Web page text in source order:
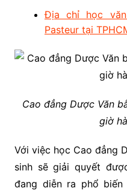
Địa chỉ học
Pasteur tại
Cao đẳng Dược Văn
giờ
Với việc học Cao đẳng
sinh sẽ giải quyết
đang diễn ra phổ